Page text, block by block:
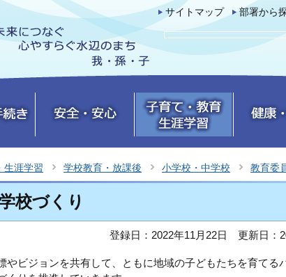
サイトマップ 部署から
生涯学習 学校教育・放課後 小学校・中学校 教育委
校づくり
登録日：2022年11月22日 更新日：
やビジョンを共有して、ともに地域の子どもたちを育てる